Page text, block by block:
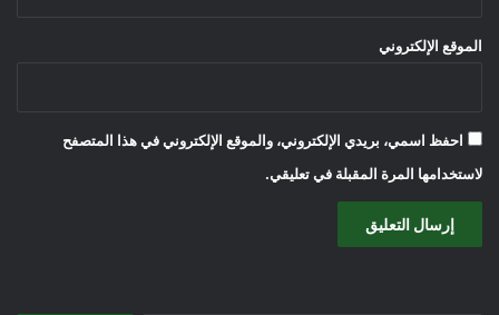
الموقع الإلكتروني
احفظ اسمي، بريدي الإلكتروني، والموقع الإلكتروني في هذا المتصفح
لاستخدامها المرة المقبلة في تعليقي.